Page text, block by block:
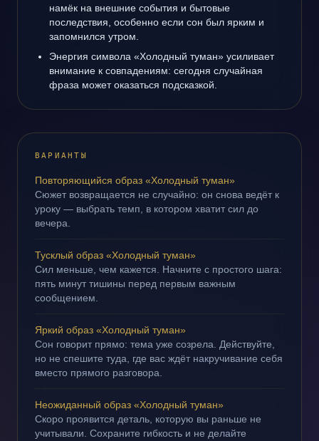
намёк на внешние события и бытовые
последствия, особенно если сон был ярким и
запомнился утром.
Энергия символа «Холодный туман» усиливает
внимание к совпадениям: сегодня случайная
фраза может оказаться подсказкой.
ВАРИАНТЫ
Повторяющийся образ «Холодный туман»
Сюжет возвращается не случайно: он снова ведёт к
уроку — выбрать темп, в котором хватит сил до
вечера.
Тусклый образ «Холодный туман»
Сил меньше, чем кажется. Начните с простого шага:
пять минут тишины перед первым важным
сообщением.
Яркий образ «Холодный туман»
Сон говорит прямо: тема уже созрела. Действуйте,
но не спешите туда, где вас ждёт накручивание себя
вместо прямого разговора.
Неожиданный образ «Холодный туман»
Скоро проявится деталь, которую вы раньше не
учитывали. Сохраните гибкость и не делайте